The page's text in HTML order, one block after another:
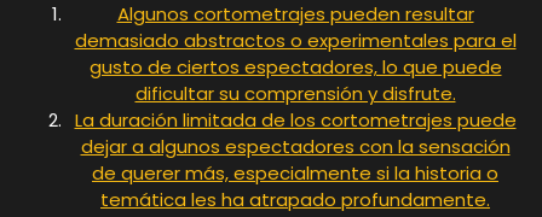
Algunos cortometrajes pueden resultar
demasiado abstractos o experimentales para el
gusto de ciertos espectadores, lo que puede
dificultar su comprensión y disfrute.
La duración limitada de los cortometrajes puede
dejar a algunos espectadores con la sensación
de querer más, especialmente si la historia o
temática les ha atrapado profundamente.